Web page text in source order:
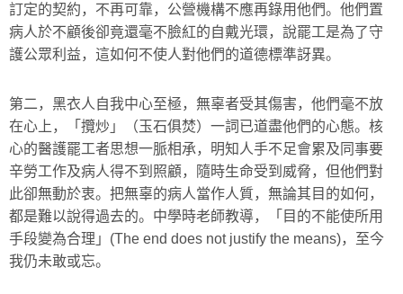
訂定的契約，不再可靠，公營機構不應再錄用他們。他們置
病人於不顧後卻竟還毫不臉紅的自戴光環，說罷工是為了守
護公眾利益，這如何不使人對他們的道德標準訝異。
第二，黑衣人自我中心至極，無辜者受其傷害，他們毫不放
在心上，「攬炒」（玉石俱焚）一詞已道盡他們的心態。核
心的醫護罷工者思想一脈相承，明知人手不足會累及同事要
辛勞工作及病人得不到照顧，隨時生命受到威脅，但他們對
此卻無動於衷。把無辜的病人當作人質，無論其目的如何，
都是難以說得過去的。中學時老師教導，「目的不能使所用
手段變為合理」 (The end does not justify the means)，至今
我仍未敢或忘。